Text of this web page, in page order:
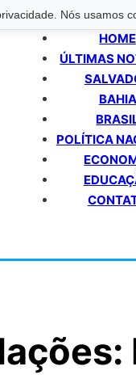
Nós usamos
HOME
ÚLTIMAS
BAHIA
POLÍTICA